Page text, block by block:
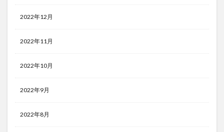
2022年12月
2022年11月
2022年10月
2022年9月
2022年8月